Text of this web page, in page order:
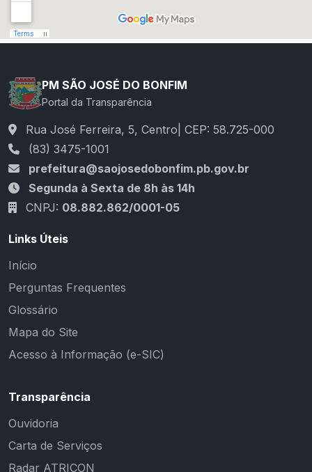
PM SÃO JOSÉ DO BONFIM
Portal da Transparência
Rua José Ferreira, 5, Centro| CEP: 58.725-000
(83) 3475-1001
prefeitura@saojosedobonfim.pb.gov.br
Segunda à Sexta de 8h às 14h
CNPJ: 08.882.862/0001-05
Links Úteis
Início
Perguntas Frequentes
Glossário
Mapa do Site
Acesso à Informação (e-SIC)
Transparência
Ouvidoria
Carta de Serviços
Radar ATRICON